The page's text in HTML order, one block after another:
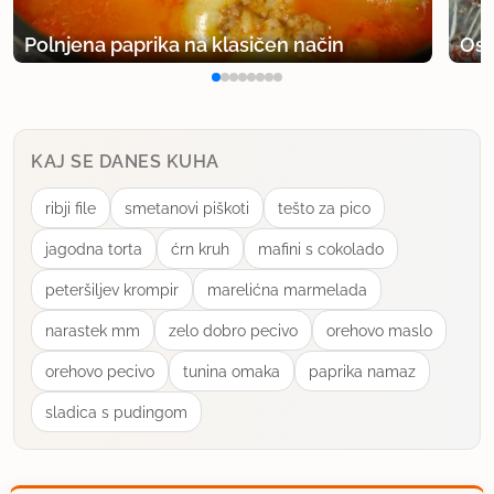
Jaz mislim, da je skoraj nemogoče, da bi najprej
pregledali vse recepte v bazi, potem pa poslali
recept. Mislim, da se ne splača razburjati, če se kak
recept v bazi podvoji ali potroji, saj se zagotovo ne
nalašč. To so pač variacije na temo.
LP
Cervus
uporabno
MATIC
član od 2003 8 sporočil
Polnjena paprika na klasičen način
KAJ SE DANES KUHA
ribji file smetanovi piškoti tešto za pico
jagodna torta ćrn kruh mafini s cokolado
peteršiljev krompir marelićna marmelada
narastek mm zelo dobro pecivo orehovo maslo
orehovo pecivo tunina omaka paprika namaz
sladica s pudingom